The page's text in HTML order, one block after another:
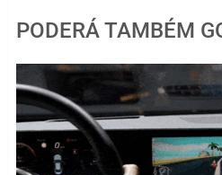
PODERÁ TAMBÉM